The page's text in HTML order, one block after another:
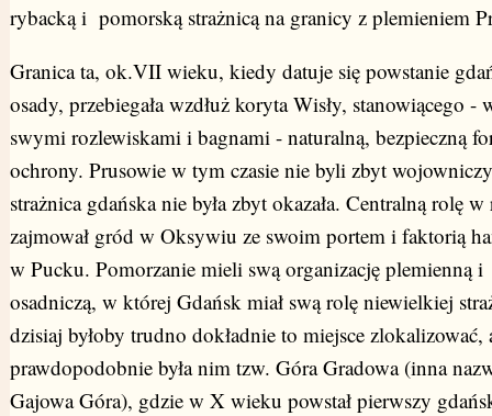
rybacką i pomorską strażnicą na granicy z plemieniem
Granica ta, ok.VII wieku, kiedy datuje się powstanie
osady, przebiegała wzdłuż koryta Wisły, stanowiącego -
swymi rozlewiskami i bagnami - naturalną, bezpieczną
ochrony. Prusowie w tym czasie nie byli zbyt
strażnica gdańska nie była zbyt okazała. Centralną rolę
zajmował gród w Oksywiu ze swoim portem i faktorią
w Pucku. Pomorzanie mieli swą organizację plemienną i
osadniczą, w której Gdańsk miał swą rolę niewielkiej
dzisiaj byłoby trudno dokładnie to miejsce zlokalizować,
prawdopodobnie była nim tzw. Góra Gradowa (inna
Gajowa Góra), gdzie w X wieku powstał pierwszy